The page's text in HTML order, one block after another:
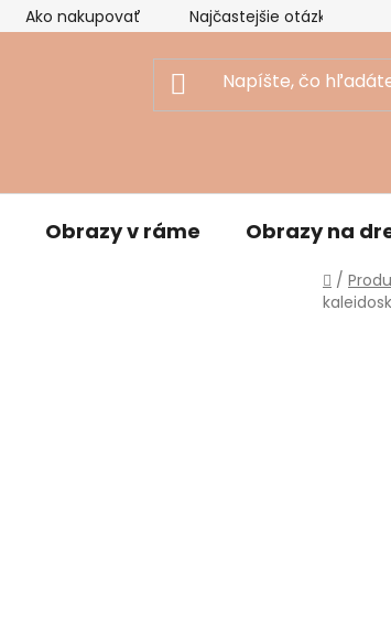
Ako nakupovať Najčastejšie otázky
Obrazy v ráme Obrazy na
Domov
/